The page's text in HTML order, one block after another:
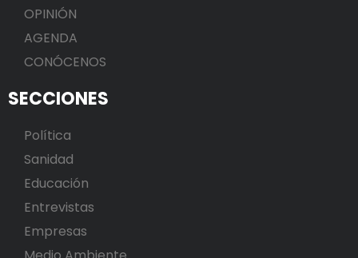
OPINIÓN
AGENDA
CONÓCENOS
SECCIONES
Política
Sanidad
Educación
Entrevistas
Empresas